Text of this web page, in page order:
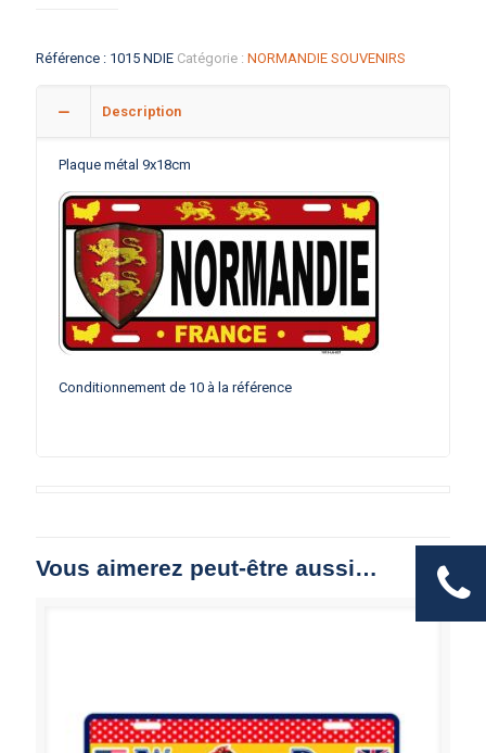
Référence : 1015 NDIE Catégorie : NORMANDIE SOUVENIRS
Description
Plaque métal 9x18cm
Conditionnement de 10 à la référence
Vous aimerez peut-être aussi…